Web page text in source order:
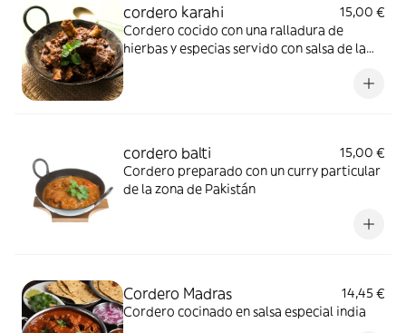
cordero karahi
15,00 €
Cordero cocido con una ralladura de
hierbas y especias servido con salsa de la
cordero balti
15,00 €
Cordero preparado con un curry particular
de la zona de Pakistán
Cordero Madras
14,45 €
Cordero cocinado en salsa especial india